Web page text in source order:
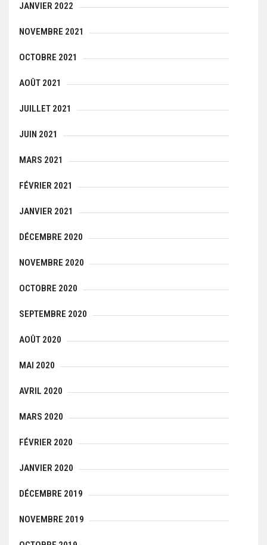
JANVIER 2022
NOVEMBRE 2021
OCTOBRE 2021
AOÛT 2021
JUILLET 2021
JUIN 2021
MARS 2021
FÉVRIER 2021
JANVIER 2021
DÉCEMBRE 2020
NOVEMBRE 2020
OCTOBRE 2020
SEPTEMBRE 2020
AOÛT 2020
MAI 2020
AVRIL 2020
MARS 2020
FÉVRIER 2020
JANVIER 2020
DÉCEMBRE 2019
NOVEMBRE 2019